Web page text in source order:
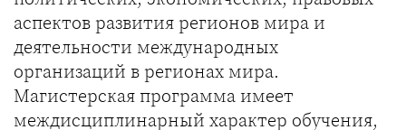
аспектов развития регионов мира и
деятельности международных
организаций в регионах мира.
Магистерская программа имеет
междисциплинарный характер обучения,